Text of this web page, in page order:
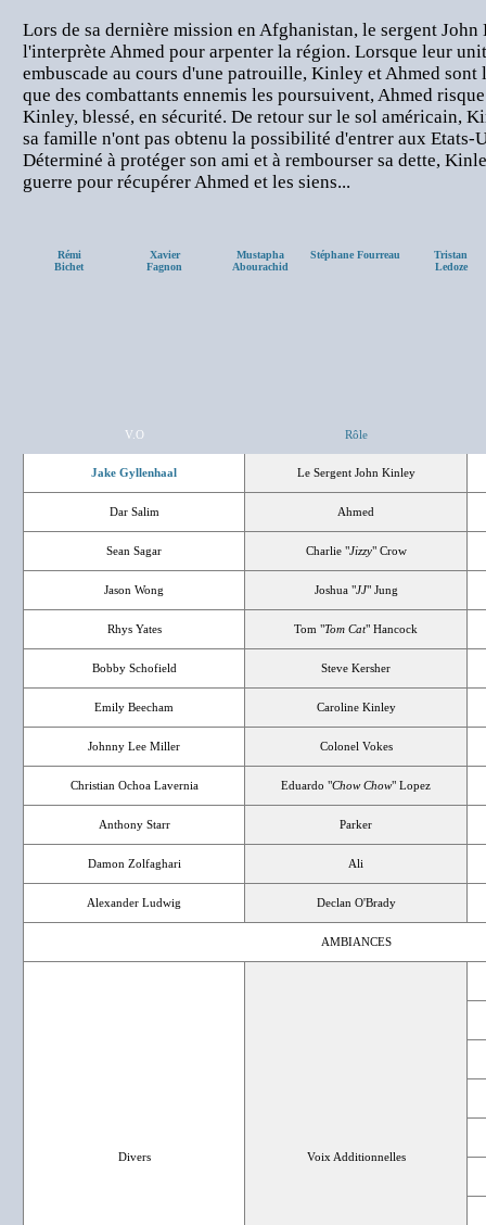
Lors de sa dernière mission en Afghanistan, le sergent
l'interprète Ahmed pour arpenter la région. Lorsque leur
embuscade au cours d'une patrouille, Kinley et Ahmed sont
que des combattants ennemis les poursuivent, Ahmed
Kinley, blessé, en sécurité. De retour sur le sol américain,
sa famille n'ont pas obtenu la possibilité d'entrer aux Etats-
Déterminé à protéger son ami et à rembourser sa dette,
guerre pour récupérer Ahmed et les siens...
Rémi
Bichet
Xavier
Fagnon
Mustapha
Abourachid
Stéphane Fourreau
Tristan
Ledoze
V.O Rôle
Jake Gyllenhaal Le Sergent John Kinley
Dar Salim Ahmed
Sean Sagar Charlie "Jizzy" Crow
Jason Wong Joshua "JJ" Jung
Rhys Yates Tom "Tom Cat" Hancock
Bobby Schofield Steve Kersher
Emily Beecham Caroline Kinley
Johnny Lee Miller Colonel Vokes
Christian Ochoa Lavernia Eduardo "Chow Chow" Lopez
Anthony Starr Parker
Damon Zolfaghari Ali
Alexander Ludwig Declan O'Brady
AMBIANCES
Divers Voix Additionnelles